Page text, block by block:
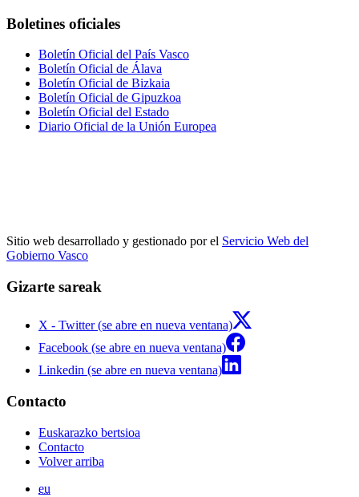
Boletines oficiales
Boletín Oficial del País Vasco
Boletín Oficial de Álava
Boletín Oficial de Bizkaia
Boletín Oficial de Gipuzkoa
Boletín Oficial del Estado
Diario Oficial de la Unión Europea
Sitio web desarrollado y gestionado por el Servicio Web del
Gobierno Vasco
Gizarte sareak
X - Twitter (se abre en nueva ventana)
Facebook (se abre en nueva ventana)
Linkedin (se abre en nueva ventana)
Contacto
Euskarazko bertsioa
Contacto
Volver arriba
eu